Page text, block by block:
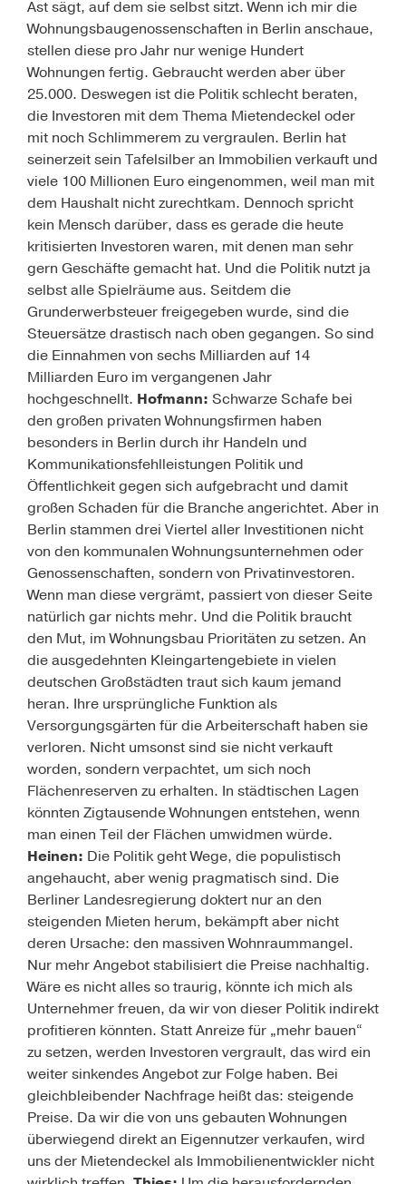
Ast sägt, auf dem sie selbst sitzt. Wenn ich mir die
Wohnungsbaugenossenschaften in Berlin anschaue,
stellen diese pro Jahr nur wenige Hundert
Wohnungen fertig. Gebraucht werden aber über
25.000. Deswegen ist die Politik schlecht beraten,
die Investoren mit dem Thema Mietendeckel oder
mit noch Schlimmerem zu vergraulen. Berlin hat
seinerzeit sein Tafelsilber an Immobilien verkauft und
viele 100 Millionen Euro eingenommen, weil man mit
dem Haushalt nicht zurechtkam. Dennoch spricht
kein Mensch darüber, dass es gerade die heute
kritisierten Investoren waren, mit denen man sehr
gern Geschäfte gemacht hat. Und die Politik nutzt ja
selbst alle Spielräume aus. Seitdem die
Grunderwerbsteuer freigegeben wurde, sind die
Steuersätze drastisch nach oben gegangen. So sind
die Einnahmen von sechs Milliarden auf 14
Milliarden Euro im vergangenen Jahr
hochgeschnellt. Hofmann: Schwarze Schafe bei
den großen privaten Wohnungsfirmen haben
besonders in Berlin durch ihr Handeln und
Kommunikationsfehlleistungen Politik und
Öffentlichkeit gegen sich aufgebracht und damit
großen Schaden für die Branche angerichtet. Aber in
Berlin stammen drei Viertel aller Investitionen nicht
von den kommunalen Wohnungsunternehmen oder
Genossenschaften, sondern von Privatinvestoren.
Wenn man diese vergrämt, passiert von dieser Seite
natürlich gar nichts mehr. Und die Politik braucht
den Mut, im Wohnungsbau Prioritäten zu setzen. An
die ausgedehnten Kleingartengebiete in vielen
deutschen Großstädten traut sich kaum jemand
heran. Ihre ursprüngliche Funktion als
Versorgungsgärten für die Arbeiterschaft haben sie
verloren. Nicht umsonst sind sie nicht verkauft
worden, sondern verpachtet, um sich noch
Flächenreserven zu erhalten. In städtischen Lagen
könnten Zigtausende Wohnungen entstehen, wenn
man einen Teil der Flächen umwidmen würde.
Heinen: Die Politik geht Wege, die populistisch
angehaucht, aber wenig pragmatisch sind. Die
Berliner Landesregierung doktert nur an den
steigenden Mieten herum, bekämpft aber nicht
deren Ursache: den massiven Wohnraummangel.
Nur mehr Angebot stabilisiert die Preise nachhaltig.
Wäre es nicht alles so traurig, könnte ich mich als
Unternehmer freuen, da wir von dieser Politik indirekt
profitieren könnten. Statt Anreize für „mehr bauen“
zu setzen, werden Investoren vergrault, das wird ein
weiter sinkendes Angebot zur Folge haben. Bei
gleichbleibender Nachfrage heißt das: steigende
Preise. Da wir die von uns gebauten Wohnungen
überwiegend direkt an Eigennutzer verkaufen, wird
uns der Mietendeckel als Immobilienentwickler nicht